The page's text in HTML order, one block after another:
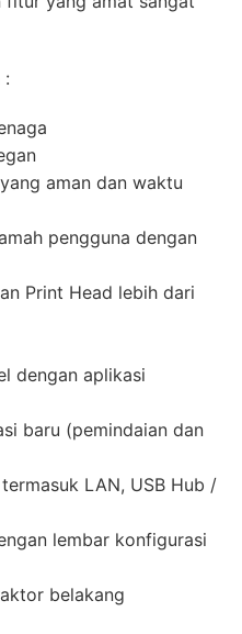
:
aman dan waktu
pengguna dengan
Print Head lebih dari
dengan aplikasi
baru (pemindaian dan
LAN, USB Hub /
lembar konfigurasi
belakang